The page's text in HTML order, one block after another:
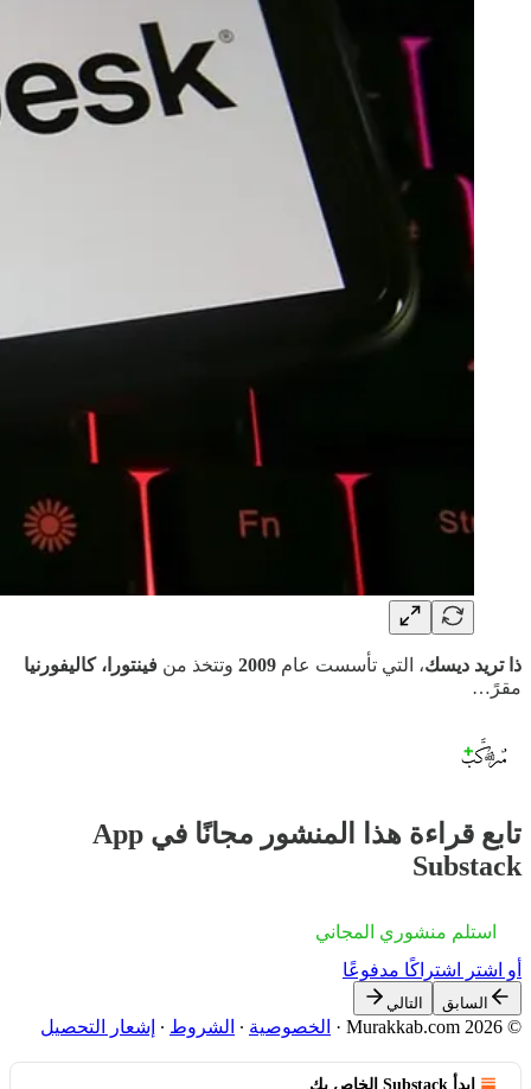
ذا تريد ديسك، التي تأسست عام 2009 وتتخذ من فينتورا، كاليفورنيا
مقرً…
تابع قراءة هذا المنشور مجانًا في App
Substack
استلم منشوري المجاني
أو اشترِ اشتراكًا مدفوعًا
السابق التالي
© 2026 Murakkab.com
· الخصوصية ∙ الشروط ∙ إشعار التحصيل
ابدأ Substack الخاص بك